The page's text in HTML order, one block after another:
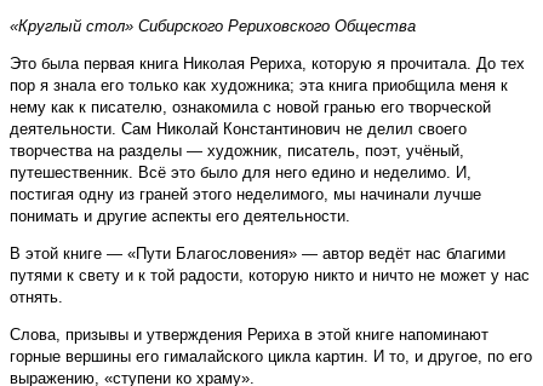
«Круглый стол» Сибирского Рериховского Общества
Это была первая книга Николая Рериха, которую я прочитала. До тех
пор я знала его только как художника; эта книга приобщила меня к
нему как к писателю, ознакомила с новой гранью его творческой
деятельности. Сам Николай Константинович не делил своего
творчества на разделы — художник, писатель, поэт, учёный,
путешественник. Всё это было для него едино и неделимо. И,
постигая одну из граней этого неделимого, мы начинали лучше
понимать и другие аспекты его деятельности.
В этой книге — «Пути Благословения» — автор ведёт нас благими
путями к свету и к той радости, которую никто и ничто не может у нас
отнять.
Слова, призывы и утверждения Рериха в этой книге напоминают
горные вершины его гималайского цикла картин. И то, и другое, по его
выражению, «ступени ко храму».